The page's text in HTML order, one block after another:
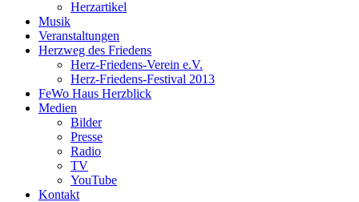
Herzartikel
Musik
Veranstaltungen
Herzweg des Friedens
Herz-Friedens-Verein e.V.
Herz-Friedens-Festival 2013
FeWo Haus Herzblick
Medien
Bilder
Presse
Radio
TV
YouTube
Kontakt